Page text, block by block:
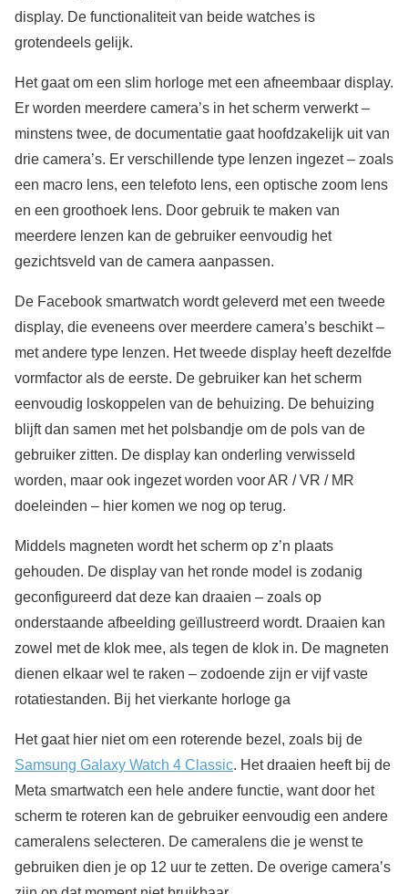
display. De functionaliteit van beide watches is
grotendeels gelijk.
Het gaat om een slim horloge met een afneembaar display.
Er worden meerdere camera’s in het scherm verwerkt –
minstens twee, de documentatie gaat hoofdzakelijk uit van
drie camera’s. Er verschillende type lenzen ingezet – zoals
een macro lens, een telefoto lens, een optische zoom lens
en een groothoek lens. Door gebruik te maken van
meerdere lenzen kan de gebruiker eenvoudig het
gezichtsveld van de camera aanpassen.
De Facebook smartwatch wordt geleverd met een tweede
display, die eveneens over meerdere camera’s beschikt –
met andere type lenzen. Het tweede display heeft dezelfde
vormfactor als de eerste. De gebruiker kan het scherm
eenvoudig loskoppelen van de behuizing. De behuizing
blijft dan samen met het polsbandje om de pols van de
gebruiker zitten. De display kan onderling verwisseld
worden, maar ook ingezet worden voor AR / VR / MR
doeleinden – hier komen we nog op terug.
Middels magneten wordt het scherm op z’n plaats
gehouden. De display van het ronde model is zodanig
geconfigureerd dat deze kan draaien – zoals op
onderstaande afbeelding geïllustreerd wordt. Draaien kan
zowel met de klok mee, als tegen de klok in. De magneten
dienen elkaar wel te raken – zodoende zijn er vijf vaste
rotatiestanden. Bij het vierkante horloge ga
Het gaat hier niet om een roterende bezel, zoals bij de
Samsung Galaxy Watch 4 Classic. Het draaien heeft bij de
Meta smartwatch een hele andere functie, want door het
scherm te roteren kan de gebruiker eenvoudig een andere
cameralens selecteren. De cameralens die je wenst te
gebruiken dien je op 12 uur te zetten. De overige camera’s